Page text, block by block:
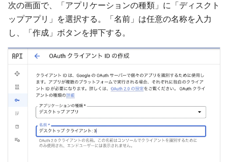
次の画面で、「アプリケーションの種類」に「ディスクト
ップアプリ」を選択する。「名前」は任意の名称を入力
し、「作成」ボタンを押下する。